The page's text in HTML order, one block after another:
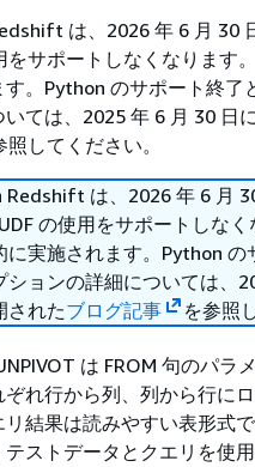
は、2026 年 6 月 30
をサポートしなくなります
。Python のサポート終了
ては、2025 年 6 月 30 日
照してください。
Redshift は、2026 年 6 月
の使用をサポートしな
に実施されます。Python の
ションの詳細については、
されたブログ記事 を参照
は FROM 句のパラ
ぞれ行から列、列から行に
リ結果は読みやすい表形式
テストデータとクエリを使